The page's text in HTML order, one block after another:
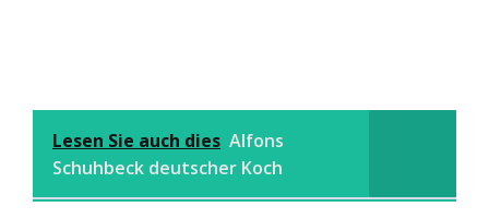
Lesen Sie auch dies Alfons
Schuhbeck deutscher Koch